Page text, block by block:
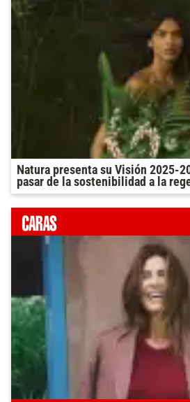
Natura presenta su Visión 2025-
pasar de la sostenibilidad a la